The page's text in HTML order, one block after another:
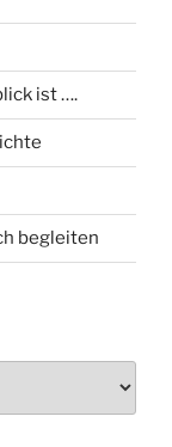
ist ….
begleiten